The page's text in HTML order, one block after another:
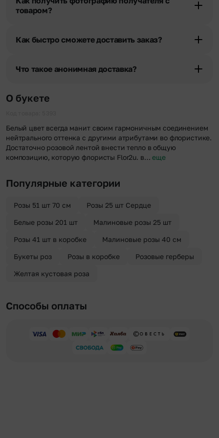
уточняют адрес и удобное время доставки.
товаром?
разрешения получателя, после чего высылается заказчику на
Как быстро сможете доставить заказ?
отрезка. Хотите получить цветы раньше? Оформите услугу
Что такое анонимная доставка?
«Анонимная доставка». Мы гарантируем анонимность
О букете
Белый цвет всегда манит своим гармоничным соединением
нейтрального оттенка с другими атрибутами во флористике.
Достаточно розовой лентой внести тепло в общую
композицию, которую флористы Flor2u. в… еще
Популярные категории
Розы 51 шт 70 см Розы 25 шт Сердце
Белые розы 201 шт Малиновые розы 25 шт
Розы 41 шт в коробке Малиновые розы 40 см
Букеты роз Розы в коробке Розовые герберы
Желтая кустовая роза
Способы оплаты